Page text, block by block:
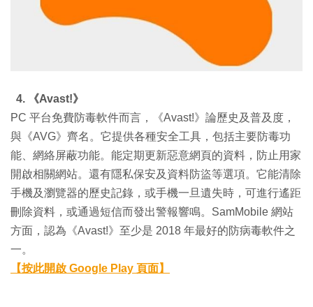
4. 《Avast!》
PC 平台免費防毒軟件而言，《Avast!》論歷史及普及度，
與《AVG》齊名。它提供各種安全工具，包括主要防毒功
能、網絡屏蔽功能。能定期更新惡意網頁的資料，防止用家
開啟相關網站。還有隱私保安及資料防盜等選項。它能清除
手機及瀏覽器的歷史記錄，或手機一旦遺失時，可進行遙距
刪除資料，或通過短信而發出警報響鳴。SamMobile 網站
方面，認為《Avast!》至少是 2018 年最好的防病毒軟件之
一。
【按此開啟 Google Play 頁面】